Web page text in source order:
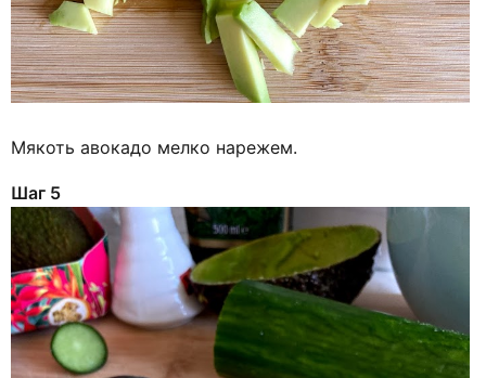
Мякоть авокадо мелко нарежем.
Шаг 5